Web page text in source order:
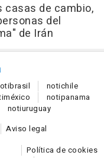
casas de cambio,
del
de Irán
brasil notichile
méxico notipanama
notiuruguay
Aviso legal
Política de cookies